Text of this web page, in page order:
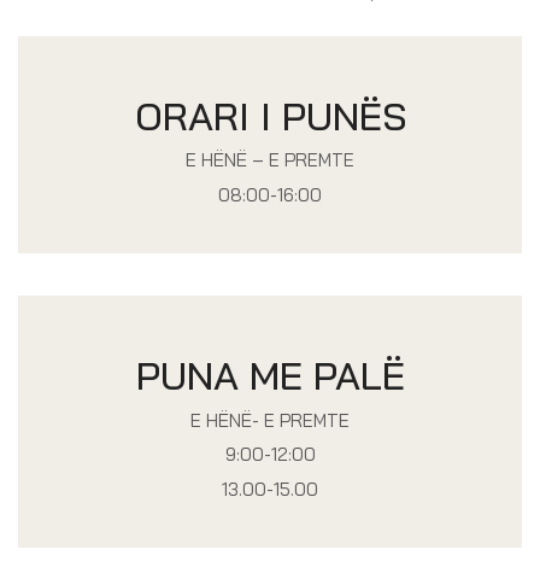
ORARI I PUNËS
E HËNË – E PREMTE
08:00-16:00
PUNA ME PALË
E HËNË- E PREMTE
9:00-12:00
13.00-15.00